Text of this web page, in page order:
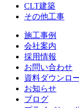
CLT建築
その他工事
施工事例
会社案内
採用情報
お問い合わせ
資料ダウンロ
お知らせ
ブログ